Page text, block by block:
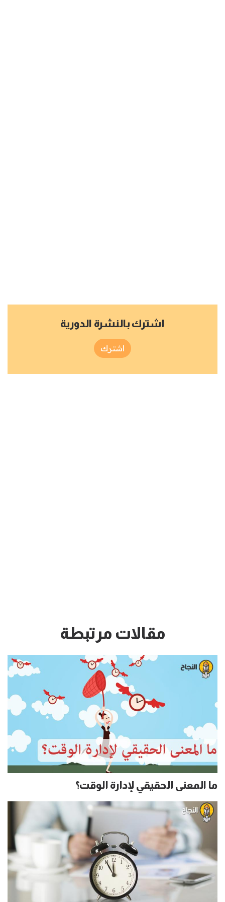
اشترك بالنشرة الدورية
اشترك
مقالات مرتبطة
ما المعنى الحقيقي لإدارة الوقت؟